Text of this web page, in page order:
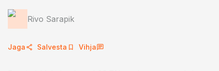
Rivo Sarapik
Jaga Salvesta Vihja